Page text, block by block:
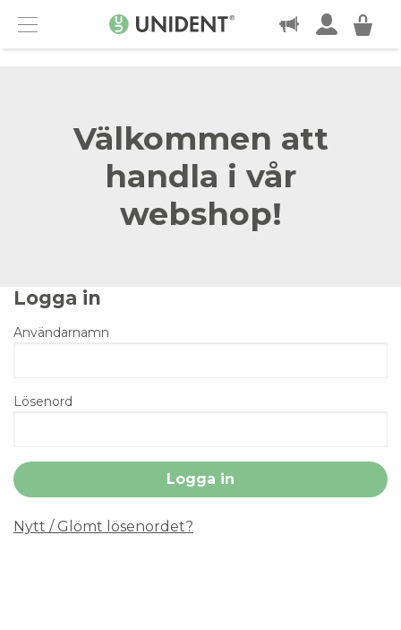
Menu
KONTAKT
Välkommen att
handla i vår
webshop!
Logga in
Användarnamn
Lösenord
Nytt / Glömt lösenordet?